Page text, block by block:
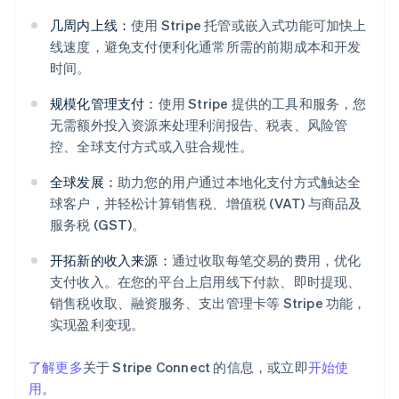
几周内上线：使用 Stripe 托管或嵌入式功能可加快上
线速度，避免支付便利化通常所需的前期成本和开发
时间。
规模化管理支付： 使用 Stripe 提供的工具和服务，您
无需额外投入资源来处理利润报告、税表、风险管
控、全球支付方式或入驻合规性。
全球发展： 助力您的用户通过本地化支付方式触达全
球客户，并轻松计算销售税、增值税 (VAT) 与商品及
服务税 (GST)。
开拓新的收入来源： 通过收取每笔交易的费用，优化
支付收入。在您的平台上启用线下付款、即时提现、
销售税收取、融资服务、支出管理卡等 Stripe 功能，
实现盈利变现。
了解更多关于 Stripe Connect 的信息，或立即开始使
用。
English
爱尔兰
English
English
奥地利
Deutsch English
澳大利亚
English
Português English